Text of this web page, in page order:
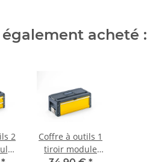
acheté :
2
Coffre à outils 1
tiroir module